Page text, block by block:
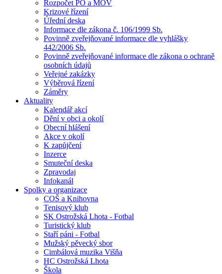
Rozpočet PO a MOV
Krizové řízení
Úřední deska
Informace dle zákona č. 106/1999 Sb.
Povinně zveřejňované informace dle vyhlášky
442/2006 Sb.
Povinně zveřejňované informace dle zákona o ochraně
osobních údajů
Veřejné zakázky
Výběrová řízení
Záměry
Aktuality
Kalendář akcí
Dění v obci a okolí
Obecní hlášení
Akce v okolí
K zapůjčení
Inzerce
Smuteční deska
Zpravodaj
Infokanál
Spolky a organizace
COŠ a Knihovna
Tenisový klub
SK Ostrožská Lhota - Fotbal
Turistický klub
Staří páni - Fotbal
Mužský pěvecký sbor
Cimbálová muzika Višňa
HC Ostrožská Lhota
Škola